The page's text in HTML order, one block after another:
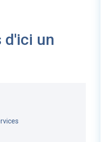
d'ici un